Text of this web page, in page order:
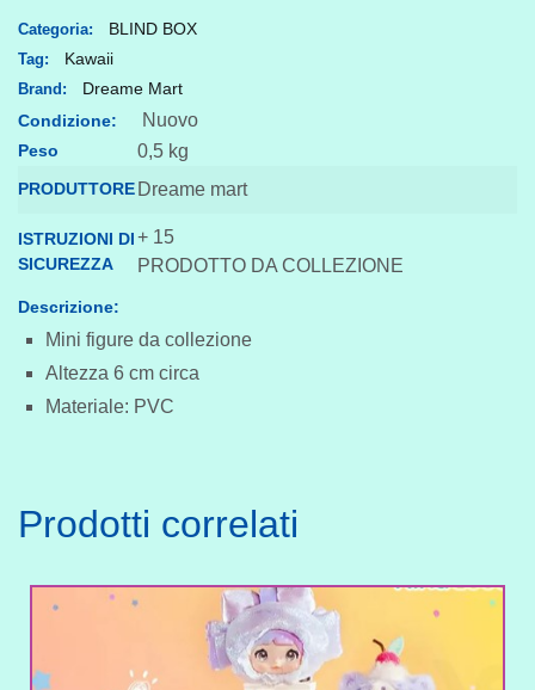
greatness
series
quantità
Categoria: BLIND BOX
Tag: Kawaii
Brand:
Dreame Mart
Condizione:
Nuovo
Peso 0,5 kg
PRODUTTORE Dreame mart
ISTRUZIONI DI
SICUREZZA
+ 15
PRODOTTO DA COLLEZIONE
Descrizione:
Mini figure da collezione
Altezza 6 cm circa
Materiale: PVC
Prodotti correlati